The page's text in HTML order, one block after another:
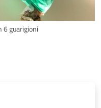
6 guarigioni